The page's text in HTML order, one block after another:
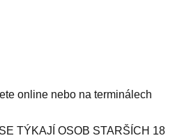
online nebo na terminálech
TÝKAJÍ OSOB STARŠÍCH 18